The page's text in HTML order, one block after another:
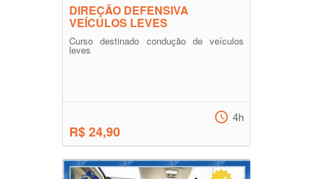
DIREÇÃO DEFENSIVA
VEÍCULOS LEVES
Curso destinado condução de veículos
leves
R$ 24,90
4h